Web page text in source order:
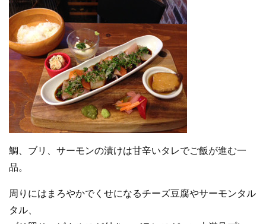
鯛、ブリ、サーモンの漬けは甘辛いタレでご飯が進む一
品。
周りにはまろやかでくせになるチーズ豆腐やサーモンタル
タル、